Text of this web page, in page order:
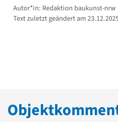
Autor*in: Redaktion baukunst-nrw
Text zuletzt geändert am